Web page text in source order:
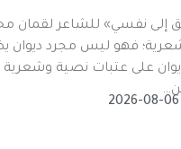
إلى نفسي» للشاعر لقمان
فهو ليس مجرد ديوان
على عتبات نصية
2026-08-06